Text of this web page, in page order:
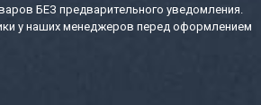
БЕЗ предварительного уведомления.
у наших менеджеров перед оформлением